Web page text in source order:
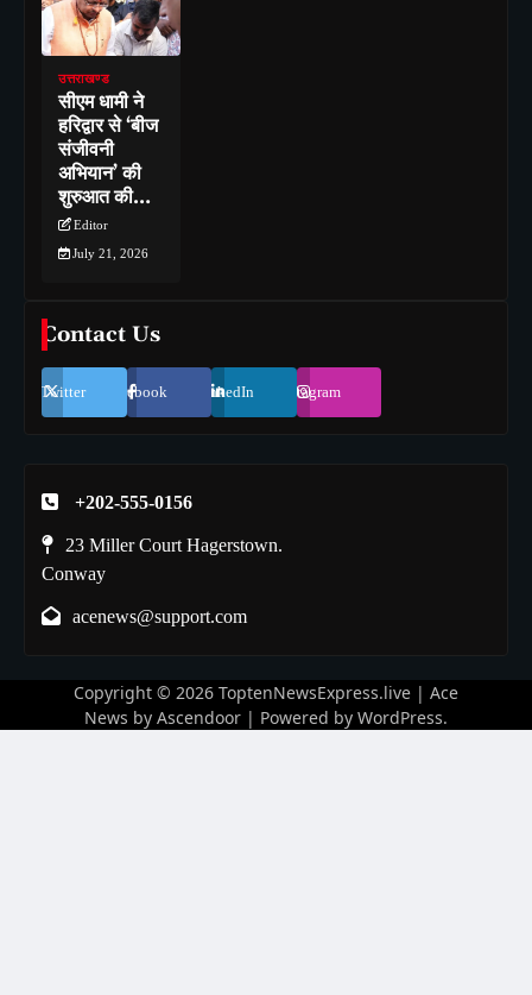
उत्तराखण्ड
सीएम धामी ने
हरिद्वार से ‘बीज
संजीवनी
अभियान’ की
शुरुआत की…
Editor
July 21, 2026
Contact Us
Twitter Facebook LinkedIn Instagram
+202-555-0156
23 Miller Court Hagerstown.
Conway
acenews@support.com
Copyright © 2026 ToptenNewsExpress.live | Ace
News by Ascendoor | Powered by WordPress.